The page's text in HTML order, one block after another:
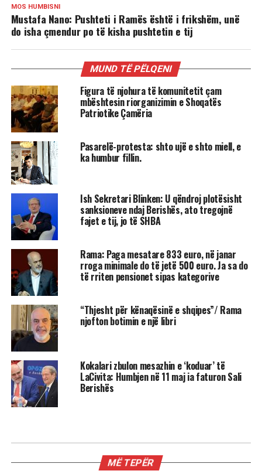
MOS HUMBISNI
Mustafa Nano: Pushteti i Ramës është i frikshëm, unë
do isha çmendur po të kisha pushtetin e tij
MUND TË PËLQENI
Figura të njohura të komunitetit çam
mbështesin riorganizimin e Shoqatës
Patriotike Çamëria
Pasarelë-protesta: shto ujë e shto miell, e
ka humbur fillin.
Ish Sekretari Blinken: U qëndroj plotësisht
sanksioneve ndaj Berishës, ato tregojnë
fajet e tij, jo të SHBA
Rama: Paga mesatare 833 euro, në janar
rroga minimale do të jetë 500 euro. Ja sa do
të rriten pensionet sipas kategorive
“Thjesht për kënaqësinë e shqipes”/ Rama
njofton botimin e një libri
Kokalari zbulon mesazhin e ‘koduar’ të
LaCivita: Humbjen në 11 maj ia faturon Sali
Berishës
MË TEPËR